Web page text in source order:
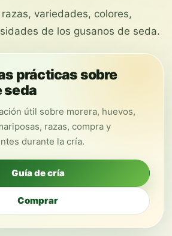
variedades, colores,
de los gusanos de seda.
prácticas sobre
seda
útil sobre morera, huevos,
razas, compra y
durante la cría.
Guía de cría
Comprar